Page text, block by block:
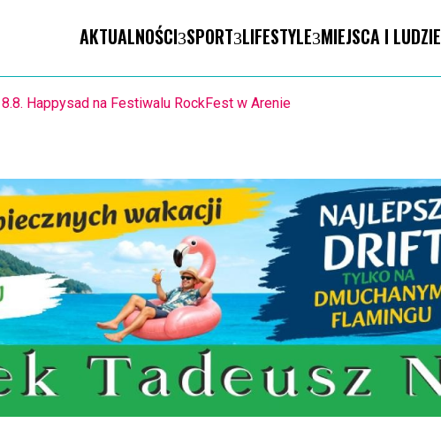
AKTUALNOŚCI SPORT LIFESTYLE MIEJSCA I LUDZIE
REGION. Mołdawska współpraca Powiatu Kaliskiego